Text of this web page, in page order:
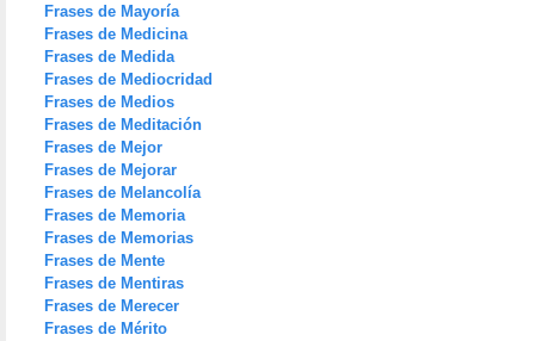
Frases de Mayoría
Frases de Medicina
Frases de Medida
Frases de Mediocridad
Frases de Medios
Frases de Meditación
Frases de Mejor
Frases de Mejorar
Frases de Melancolía
Frases de Memoria
Frases de Memorias
Frases de Mente
Frases de Mentiras
Frases de Merecer
Frases de Mérito